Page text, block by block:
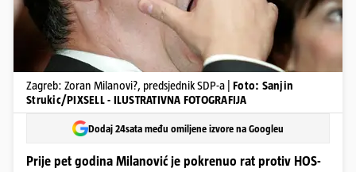
Zagreb: Zoran Milanovi?, predsjednik SDP-a | Foto: Sanjin
Strukic/PIXSELL - ILUSTRATIVNA FOTOGRAFIJA
Dodaj 24sata među omiljene izvore na Googleu
Prije pet godina Milanović je pokrenuo rat protiv HOS-